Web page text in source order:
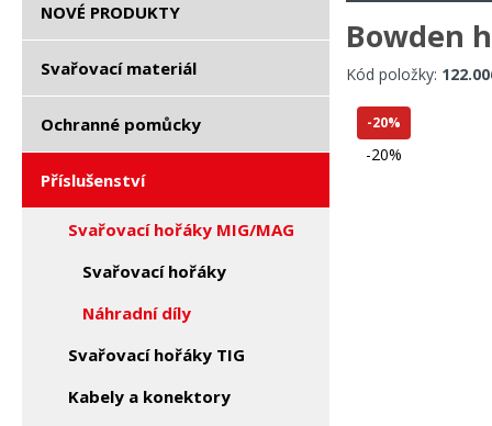
NOVÉ PRODUKTY
Svařovací materiál
Ochranné pomůcky
Příslušenství
Svařovací hořáky MIG/MAG
Svařovací hořáky
Náhradní díly
Svařovací hořáky TIG
Kabely a konektory
Bowden
Kód položky:
-20%
-20%